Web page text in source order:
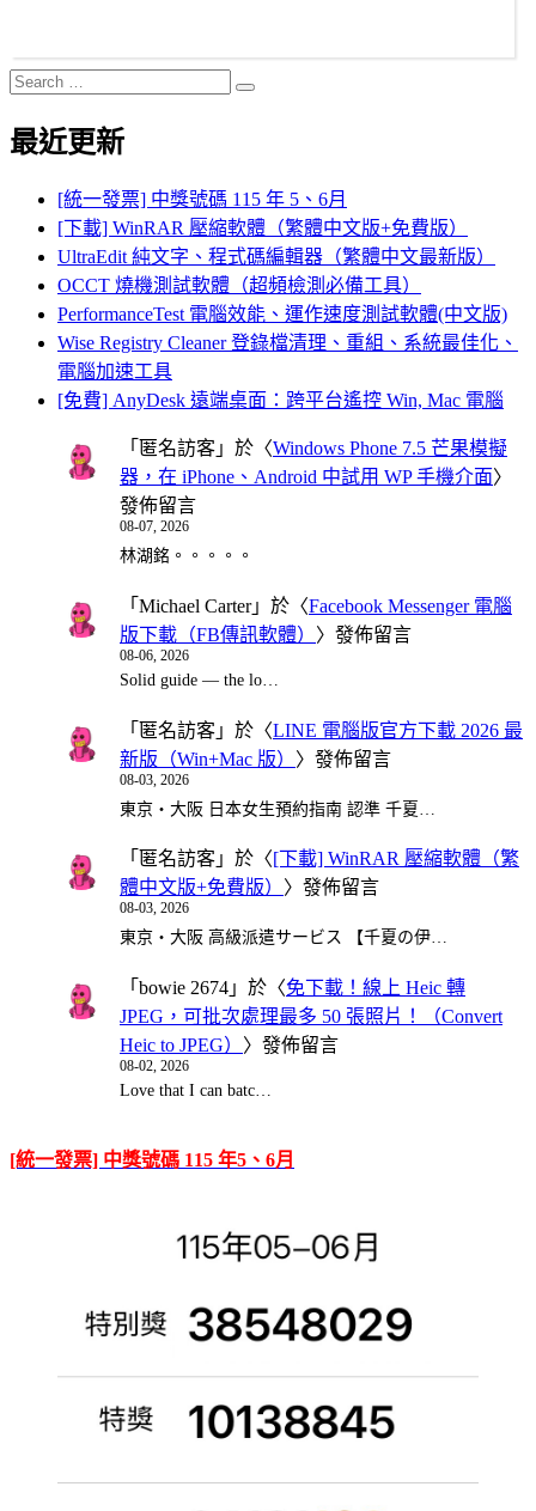
Search
for:
Search
最近更新
[統一發票] 中獎號碼 115 年 5、6月
[下載] WinRAR 壓縮軟體（繁體中文版+免費版）
UltraEdit 純文字、程式碼編輯器（繁體中文最新版）
OCCT 燒機測試軟體（超頻檢測必備工具）
PerformanceTest 電腦效能、運作速度測試軟體(中文版)
Wise Registry Cleaner 登錄檔清理、重組、系統最佳化、
電腦加速工具
[免費] AnyDesk 遠端桌面：跨平台遙控 Win, Mac 電腦
「 匿名訪客 」於〈Windows Phone 7.5 芒果模擬
器，在 iPhone、Android 中試用 WP 手機介面〉
發佈留言
08-07, 2026
林湖銘。。。。。
「 Michael Carter」於〈Facebook Messenger 電腦
版下載（FB傳訊軟體） 〉發佈留言
08-06, 2026
Solid guide — the lo…
「 匿名訪客 」於〈LINE 電腦版官方下載 2026 最
新版（Win+Mac 版） 〉發佈留言
08-03, 2026
東京・大阪 日本女生預約指南 認準 千夏…
「 匿名訪客 」於〈[下載] WinRAR 壓縮軟體（繁
體中文版+免費版） 〉發佈留言
08-03, 2026
東京・大阪 高級派遣サービス 【千夏の伊…
「 bowie 2674 」於〈免下載！線上 Heic 轉
JPEG，可批次處理最多 50 張照片！（Convert
Heic to JPEG） 〉發佈留言
08-02, 2026
Love that I can batc…
[統一發票] 中獎號碼 115 年5、6月